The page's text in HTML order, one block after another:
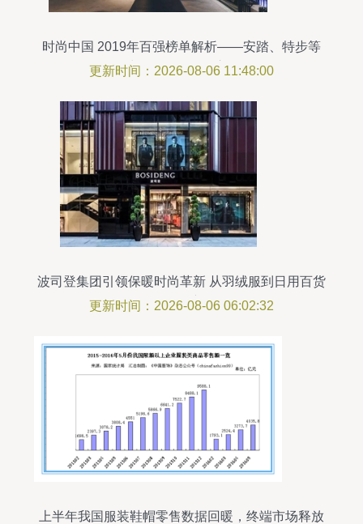
时尚中国 2019年百强榜单解析——安踏、特步等
鞋服品牌的崛起启示
更新时间：2026-08-06 11:48:00
波司登集团引领保暖时尚革新 从羽绒服到日用百货
的跨界演绎
更新时间：2026-08-06 06:02:32
上半年我国服装鞋帽零售数据回暖，终端市场释放